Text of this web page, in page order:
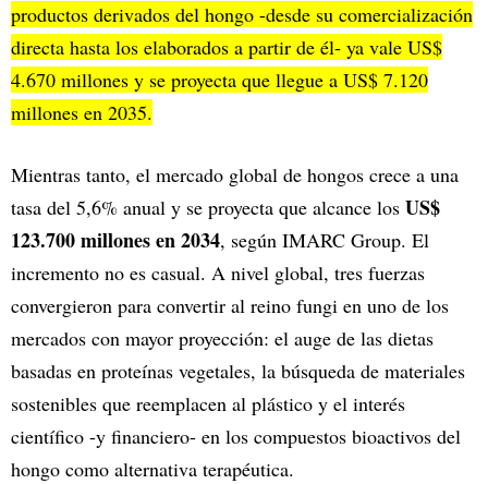
productos derivados del hongo -desde su comercialización
directa hasta los elaborados a partir de él- ya vale US$
4.670 millones y se proyecta que llegue a US$ 7.120
millones en 2035.
Mientras tanto, el mercado global de hongos crece a una
tasa del 5,6% anual y se proyecta que alcance los US$
123.700 millones en 2034, según IMARC Group. El
incremento no es casual. A nivel global, tres fuerzas
convergieron para convertir al reino fungi en uno de los
mercados con mayor proyección: el auge de las dietas
basadas en proteínas vegetales, la búsqueda de materiales
sostenibles que reemplacen al plástico y el interés
científico -y financiero- en los compuestos bioactivos del
hongo como alternativa terapéutica.